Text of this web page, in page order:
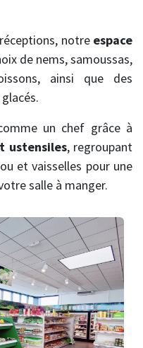
notre espace
de nems, samoussas,
ainsi que des
un chef grâce à
ustensiles, regroupant
et vaisselles pour une
salle à manger.